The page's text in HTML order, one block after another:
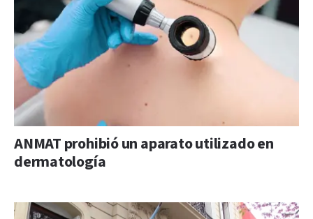
ANMAT prohibió un aparato utilizado en
dermatología